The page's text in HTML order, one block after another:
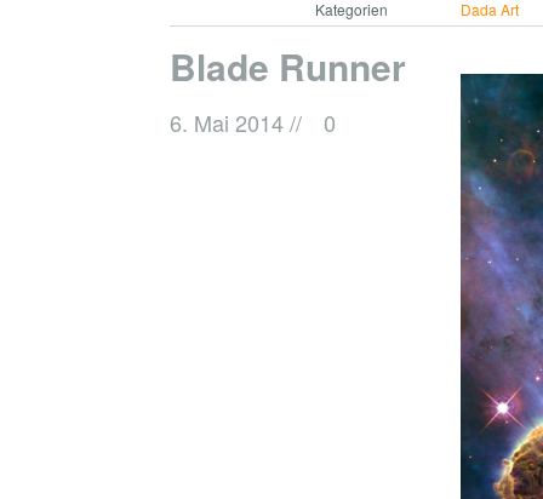
Kategorien Dada Art
Blade Runner
6. Mai 2014// 0